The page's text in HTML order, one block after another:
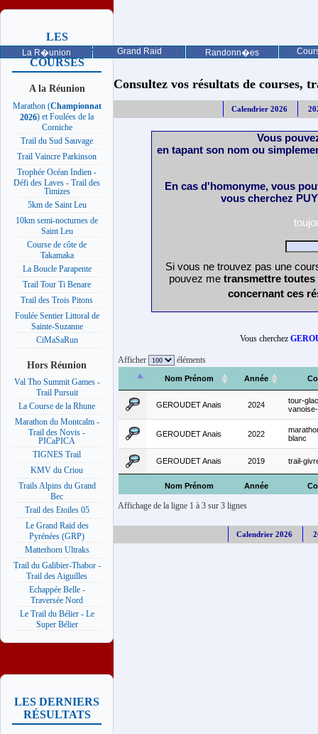
La R�union Grand Raid Randonn�es
LES
PROCHAINES
COURSES
A la Réunion
Marathon (Championnat
2026) et Foulées de la
Corniche
Trail du Sud Sauvage
Trail Vaincre Parkinson
Trophée Océan Indien -
Défi des Laves - Trail des
Timizes
5km de Saint Leu
10km semi-nocturnes de
Saint Leu
Course de côte de
Takamaka
La Boucle Parapente
Trail Tour Ti Benare
Trail des Trois Pitons
Foulée Sentier Littoral de
Sainte-Suzanne
CiMaSaRun
Hors Réunion
Val Tho Summit Games -
Trail Pursuit
La Course de la Rhune
Marathon du Montcalm -
Trail des Novis -
PICaPICA
TIGNES Trail
KMV du Criou
Trails Alpins du Grand
Bec
Trail des Etoiles 05
Le Grand Raid des
Pyrénées (GRP)
Matterhorn Ultraks
Trail du Galibier-Thabor -
Trail des Aiguilles
Echappée Belle -
Traversée Nord
Le Trail du Bélier - Le
Super Bélier
LES DERNIERS
RÉSULTATS
Consultez vos résultats de courses,
Calendrier 2026
Vous
en tapant son nom ou
En cas d'homonyme, vous
vous cherchez
Si vous ne trouvez pas une
pouvez me transmettre
concernant ces
Vous cherchez
Afficher éléments
Nom Prénom Année
Nom Prénom Année
GEROUDET Anais 2024
tour-
GEROUDET Anais 2022
blanc
GEROUDET Anais 2019 trail-
Affichage de la ligne 1 à 3 sur 3 lignes
Calendrier 2026